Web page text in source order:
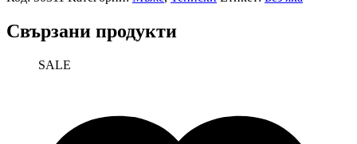
Свързани продукти
SALE